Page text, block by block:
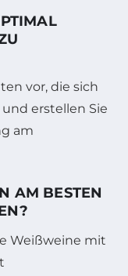
vor, die sich
erstellen Sie
am
AM BESTEN
Weißweine mit